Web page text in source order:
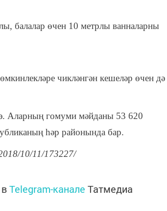
балалар өчен 10 метрлы ванналарны
чикләнгән кешеләр өчен дә
Аларның гомуми мәйданы 53 620
һәр районында бар.
10/11/173227/
Telegram-канале Татмедиа